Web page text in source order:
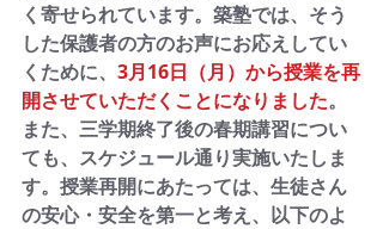
く寄せられています。築塾では、そう
した保護者の方のお声にお応えしてい
くために、 3月16日（月）から授業を再
開させていただくことになりました。
また、三学期終了後の春期講習につい
ても、スケジュール通り実施いたしま
す。授業再開にあたっては、生徒さん
の安心・安全を第一と考え、以下のよ